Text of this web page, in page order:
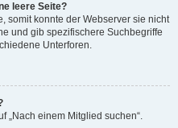
leere Seite?
somit konnte der Webserver sie nicht
und gib spezifischere Suchbegriffe
Unterforen.
„Nach einem Mitglied suchen“.